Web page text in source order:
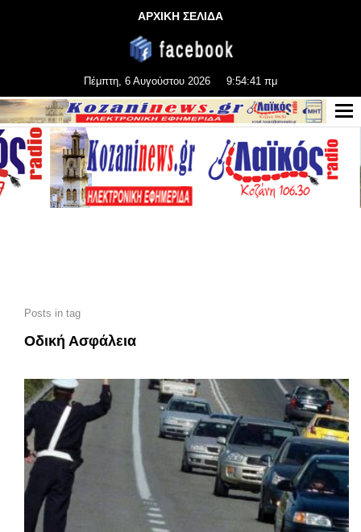
ΑΡΧΙΚΗ ΣΕΛΙΔΑ
Πέμπτη, 6 Αυγούστου 2026 9:54:43 πμ
Posts in tag
Οδική Ασφάλεια